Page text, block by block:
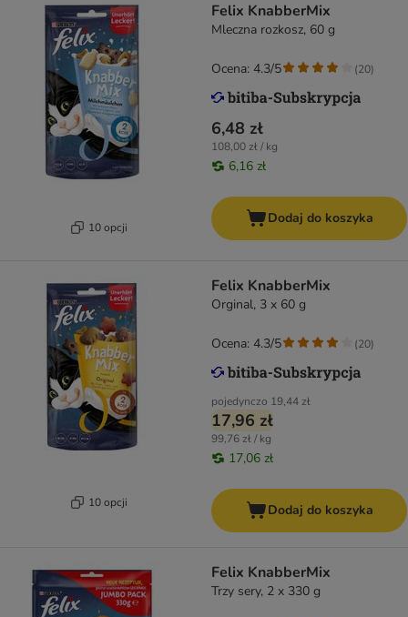
10 opcji
Felix KnabberMix
Mleczna rozkosz, 60 g
6,48 zł
108,00 zł / kg
6,16 zł
Ocena: 4.3/5 (20)
Dodaj do koszyka
10 opcji
Felix KnabberMix
Orginal, 3 x 60 g
pojedynczo 19,44 zł
17,96 zł
99,76 zł / kg
17,06 zł
Ocena: 4.3/5 (20)
Dodaj do koszyka
Felix KnabberMix
Trzy sery, 2 x 330 g